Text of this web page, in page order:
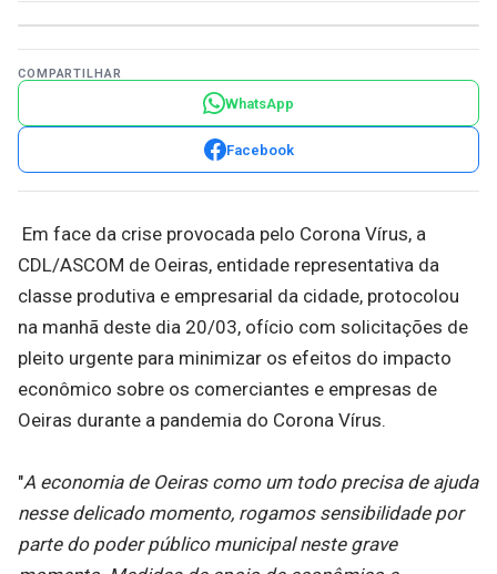
COMPARTILHAR
WhatsApp
Facebook
Em face da crise provocada pelo Corona Vírus, a
CDL/ASCOM de Oeiras, entidade representativa da
classe produtiva e empresarial da cidade, protocolou
na manhã deste dia 20/03, ofício com solicitações de
pleito urgente para minimizar os efeitos do impacto
econômico sobre os comerciantes e empresas de
Oeiras durante a pandemia do Corona Vírus.
"A economia de Oeiras como um todo precisa de ajuda
nesse delicado momento, rogamos sensibilidade por
parte do poder público municipal neste grave